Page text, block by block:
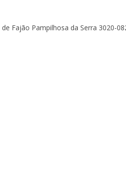
Fajão Pampilhosa da Serra 3020-